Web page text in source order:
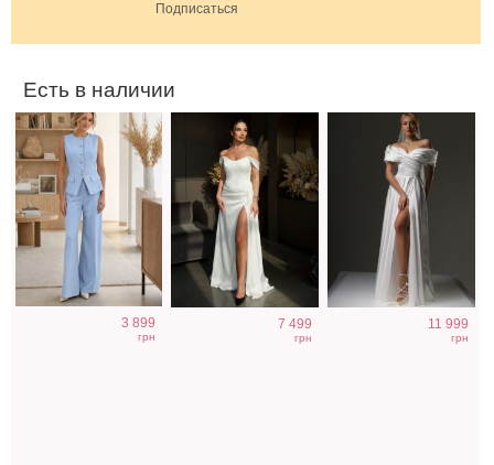
Есть в наличии
3 899
грн
7 499
грн
11 999
грн
Коктейльное
классическое
белое платье
Коктейльное
короткое платье-
шорты белого
Светлое бежевое
платье на
короткий рукав